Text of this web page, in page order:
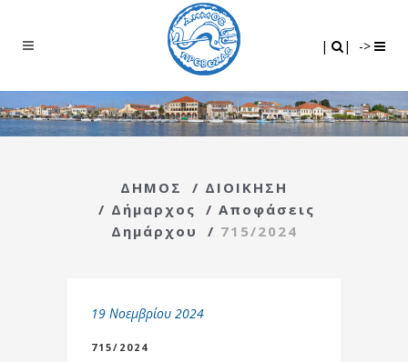
| | ->
ΔΗΜΟΣ / ΔΙΟΙΚΗΣΗ
/ Δήμαρχος / Αποφάσεις
Δημάρχου
/ 715/2024
19 Νοεμβρίου 2024
715/2024